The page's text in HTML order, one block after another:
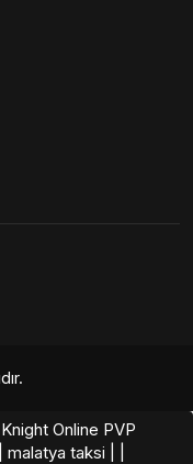
Knight Online PVP
malatya taksi